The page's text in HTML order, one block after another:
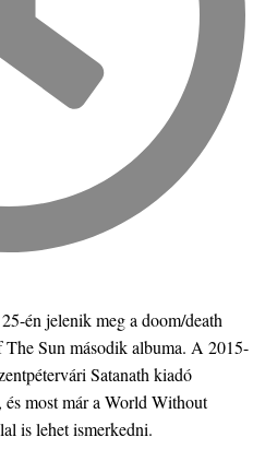
én jelenik meg a doom/death
The Sun második albuma. A 2015-
Satanath kiadó
most már a World Without
is lehet ismerkedni.